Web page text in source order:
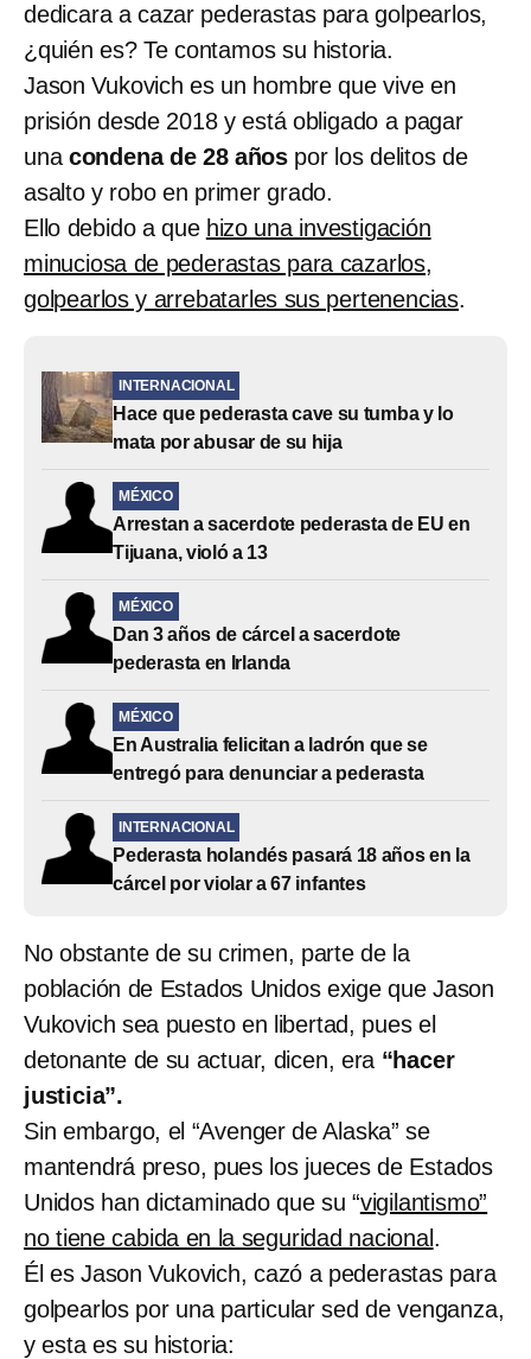
dedicara a cazar pederastas para golpearlos,
¿quién es? Te contamos su historia.
Jason Vukovich es un hombre que vive en
prisión desde 2018 y está obligado a pagar
una condena de 28 años por los delitos de
asalto y robo en primer grado.
Ello debido a que hizo una investigación
minuciosa de pederastas para cazarlos,
golpearlos y arrebatarles sus pertenencias.
INTERNACIONAL
Hace que pederasta cave su tumba y lo
mata por abusar de su hija
MÉXICO
Arrestan a sacerdote pederasta de EU en
Tijuana, violó a 13
MÉXICO
Dan 3 años de cárcel a sacerdote
pederasta en Irlanda
MÉXICO
En Australia felicitan a ladrón que se
entregó para denunciar a pederasta
INTERNACIONAL
Pederasta holandés pasará 18 años en la
cárcel por violar a 67 infantes
No obstante de su crimen, parte de la
población de Estados Unidos exige que Jason
Vukovich sea puesto en libertad, pues el
detonante de su actuar, dicen, era “hacer
justicia”.
Sin embargo, el “Avenger de Alaska” se
mantendrá preso, pues los jueces de Estados
Unidos han dictaminado que su “vigilantismo”
no tiene cabida en la seguridad nacional .
Él es Jason Vukovich, cazó a pederastas para
golpearlos por una particular sed de venganza,
y esta es su historia: